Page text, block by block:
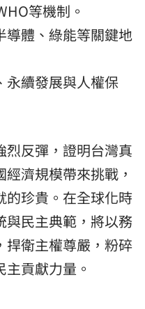
等機制。
導體、綠能等關鍵地
永續發展與人權保
烈反彈，證明台灣真
濟規模帶來挑戰，
的珍貴。在全球化時
與民主典範，將以務
捍衛主權尊嚴，粉碎
貢獻力量。